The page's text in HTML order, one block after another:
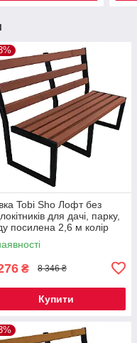
Tobi Sho Лофт без
для дачі, парку,
посилена 2,6 м колір
₴ 8 346 ₴
Купити